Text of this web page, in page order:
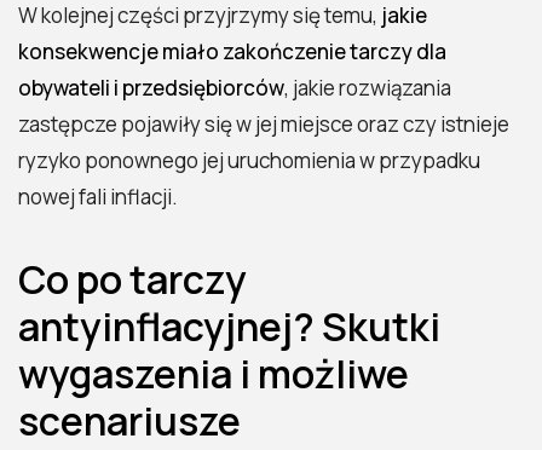
W kolejnej części przyjrzymy się temu, jakie
konsekwencje miało zakończenie tarczy dla
obywateli i przedsiębiorców, jakie rozwiązania
zastępcze pojawiły się w jej miejsce oraz czy istnieje
ryzyko ponownego jej uruchomienia w przypadku
nowej fali inflacji.
Co po tarczy
antyinflacyjnej? Skutki
wygaszenia i możliwe
scenariusze